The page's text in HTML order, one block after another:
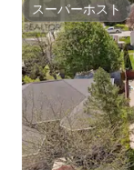
スーパーホスト
スーパーホスト